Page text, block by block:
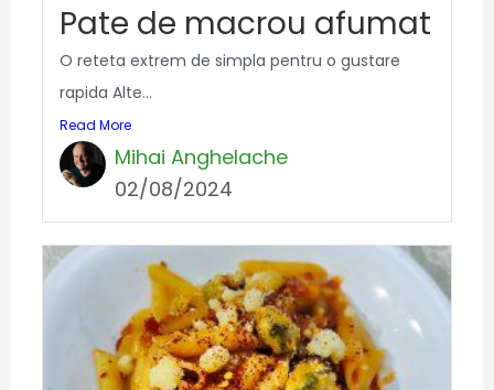
Pate de macrou afumat
O reteta extrem de simpla pentru o gustare
rapida Alte...
Read More
Mihai Anghelache
02/08/2024